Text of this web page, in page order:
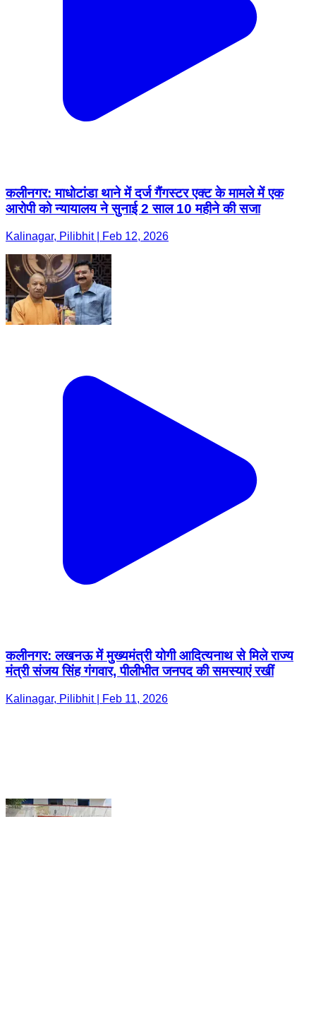
कलीनगर: माधोटांडा थाने में दर्ज गैंगस्टर एक्ट के मामले में एक
कलीनगर: लखनऊ में मुख्यमंत्री योगी आदित्यनाथ से मिले राज्य
मंत्री संजय सिंह गंगवार, पीलीभीत जनपद की समस्याएं रखीं